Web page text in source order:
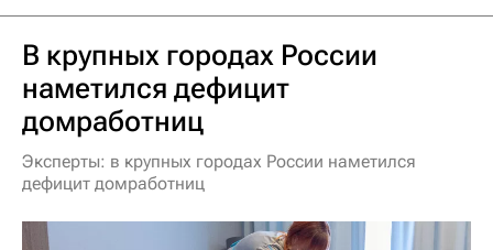
В крупных городах России
наметился дефицит
домработниц
Эксперты: в крупных городах России наметился
дефицит домработниц